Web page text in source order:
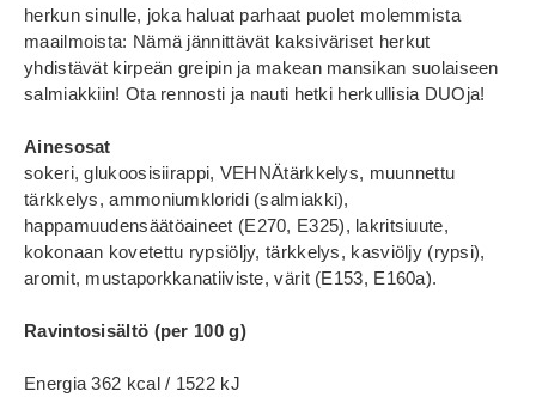
herkun sinulle, joka haluat parhaat puolet molemmista
maailmoista: Nämä jännittävät kaksiväriset herkut
yhdistävät kirpeän greipin ja makean mansikan suolaiseen
salmiakkiin! Ota rennosti ja nauti hetki herkullisia DUOja!
Ainesosat
sokeri, glukoosisiirappi, VEHNÄtärkkelys, muunnettu
tärkkelys, ammoniumkloridi (salmiakki),
happamuudensäätöaineet (E270, E325), lakritsiuute,
kokonaan kovetettu rypsiöljy, tärkkelys, kasviöljy (rypsi),
aromit, mustaporkkanatiiviste, värit (E153, E160a).
Ravintosisältö (per 100 g)
Energia 362 kcal / 1522 kJ